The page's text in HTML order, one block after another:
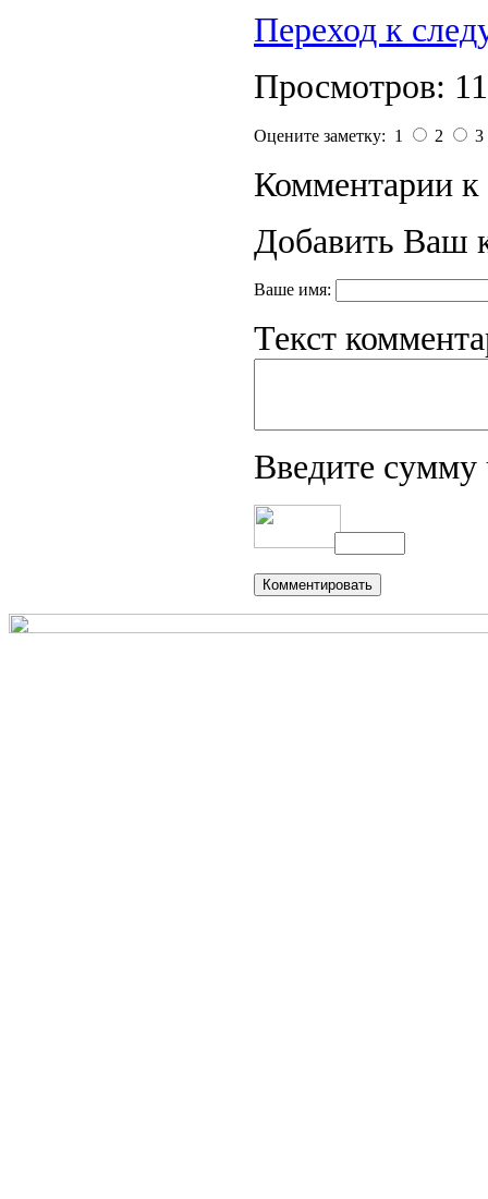
Переход к
Просмотров:
Оцените заметку: 1 2 3
Комментарии к
Добавить Ваш
Ваше имя:
Текст
Введите сумму